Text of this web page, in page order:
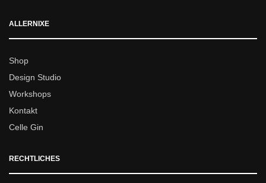
ALLERNIXE
Shop
Design Studio
Workshops
Kontakt
Celle Gin
RECHTLICHES